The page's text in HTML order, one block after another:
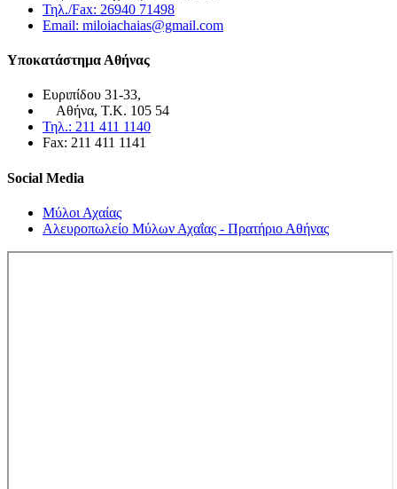
Τηλ./Fax: 26940 71498
Email: miloiachaias@gmail.com
Υποκατάστημα Αθήνας
Ευριπίδου 31-33,
Αθήνα, Τ.Κ. 105 54
Τηλ.: 211 411 1140
Fax: 211 411 1141
Social Media
Μύλοι Αχαίας
Αλευροπωλείο Μύλων Αχαΐας - Πρατήριο Αθήνας